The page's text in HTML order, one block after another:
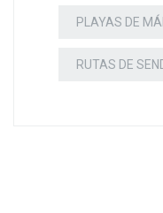
PLAYAS DE
RUTAS DE